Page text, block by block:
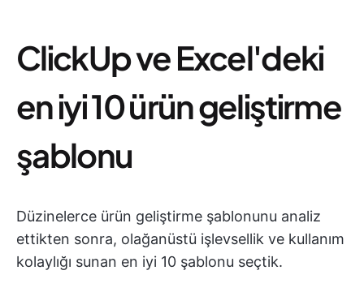
ClickUp ve Excel'deki
en iyi 10 ürün geliştirme
şablonu
Düzinelerce ürün geliştirme şablonunu analiz
ettikten sonra, olağanüstü işlevsellik ve kullanım
kolaylığı sunan en iyi 10 şablonu seçtik.